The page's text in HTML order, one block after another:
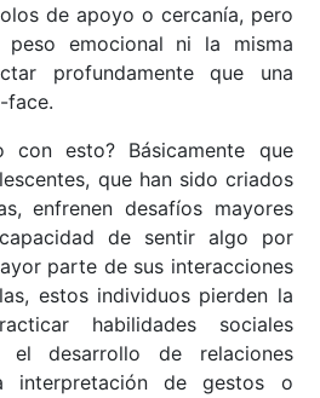
de apoyo o cercanía, pero
emocional ni la misma
profundamente que una
face.
con esto? Básicamente que
que han sido criados
enfrenen desafíos mayores
de sentir algo por
parte de sus interacciones
estos individuos pierden la
habilidades sociales
el desarrollo de relaciones
interpretación de gestos o